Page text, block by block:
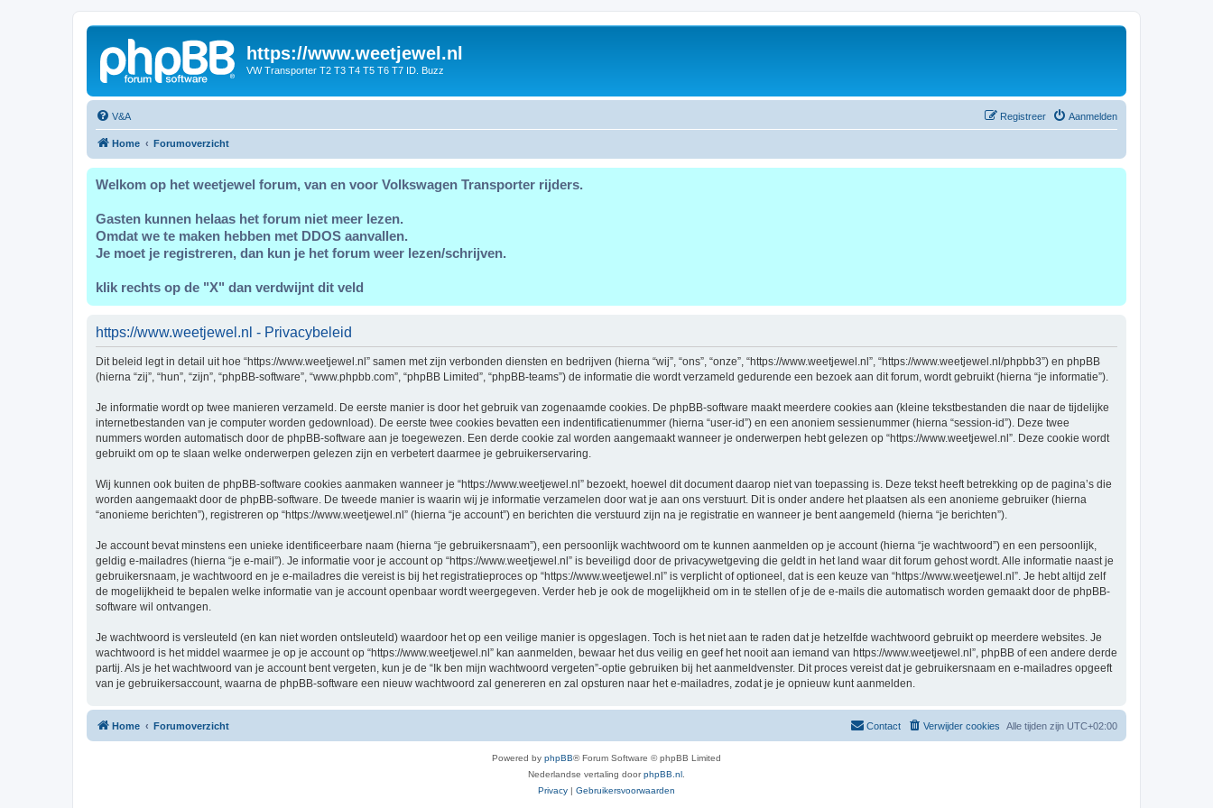
https://www.weetjewel.nl
VW Transporter T2 T3 T4 T5 T6 T7 ID. Buzz
V&A Aanmelden
Registreer
Home Forumoverzicht
Welkom op het weetjewel forum, van en voor Volkswagen Transporter rijders.
Gasten kunnen helaas het forum niet meer lezen.
Omdat we te maken hebben met DDOS aanvallen.
Je moet je registreren, dan kun je het forum weer lezen/schrijven.
klik rechts op de "X" dan verdwijnt dit veld
https://www.weetjewel.nl - Privacybeleid
Dit beleid legt in detail uit hoe “https://www.weetjewel.nl” samen met zijn verbonden diensten en bedrijven (hierna “wij”, “ons”, “onze”, “https://www.weetjewel.nl”, “https://www.weetjewel.nl/phpbb3”) en phpBB
(hierna “zij”, “hun”, “zijn”, “phpBB-software”, “www.phpbb.com”, “phpBB Limited”, “phpBB-teams”) de informatie die wordt verzameld gedurende een bezoek aan dit forum, wordt gebruikt (hierna “je informatie”).
Je informatie wordt op twee manieren verzameld. De eerste manier is door het gebruik van zogenaamde cookies. De phpBB-software maakt meerdere cookies aan (kleine tekstbestanden die naar de tijdelijke
internetbestanden van je computer worden gedownload). De eerste twee cookies bevatten een indentificatienummer (hierna “user-id”) en een anoniem sessienummer (hierna “session-id”). Deze twee
nummers worden automatisch door de phpBB-software aan je toegewezen. Een derde cookie zal worden aangemaakt wanneer je onderwerpen hebt gelezen op “https://www.weetjewel.nl”. Deze cookie wordt
gebruikt om op te slaan welke onderwerpen gelezen zijn en verbetert daarmee je gebruikerservaring.
Wij kunnen ook buiten de phpBB-software cookies aanmaken wanneer je “https://www.weetjewel.nl” bezoekt, hoewel dit document daarop niet van toepassing is. Deze tekst heeft betrekking op de pagina’s die
worden aangemaakt door de phpBB-software. De tweede manier is waarin wij je informatie verzamelen door wat je aan ons verstuurt. Dit is onder andere het plaatsen als een anonieme gebruiker (hierna
“anonieme berichten”), registreren op “https://www.weetjewel.nl” (hierna “je account”) en berichten die verstuurd zijn na je registratie en wanneer je bent aangemeld (hierna “je berichten”).
Je account bevat minstens een unieke identificeerbare naam (hierna “je gebruikersnaam”), een persoonlijk wachtwoord om te kunnen aanmelden op je account (hierna “je wachtwoord”) en een persoonlijk,
geldig e-mailadres (hierna “je e-mail”). Je informatie voor je account op “https://www.weetjewel.nl” is beveiligd door de privacywetgeving die geldt in het land waar dit forum gehost wordt. Alle informatie naast je
gebruikersnaam, je wachtwoord en je e-mailadres die vereist is bij het registratieproces op “https://www.weetjewel.nl” is verplicht of optioneel, dat is een keuze van “https://www.weetjewel.nl”. Je hebt altijd zelf
de mogelijkheid te bepalen welke informatie van je account openbaar wordt weergegeven. Verder heb je ook de mogelijkheid om in te stellen of je de e-mails die automatisch worden gemaakt door de phpBB-
software wil ontvangen.
Je wachtwoord is versleuteld (en kan niet worden ontsleuteld) waardoor het op een veilige manier is opgeslagen. Toch is het niet aan te raden dat je hetzelfde wachtwoord gebruikt op meerdere websites. Je
wachtwoord is het middel waarmee je op je account op “https://www.weetjewel.nl” kan aanmelden, bewaar het dus veilig en geef het nooit aan iemand van https://www.weetjewel.nl”, phpBB of een andere derde
partij. Als je het wachtwoord van je account bent vergeten, kun je de “Ik ben mijn wachtwoord vergeten”-optie gebruiken bij het aanmeldvenster. Dit proces vereist dat je gebruikersnaam en e-mailadres opgeeft
van je gebruikersaccount, waarna de phpBB-software een nieuw wachtwoord zal genereren en zal opsturen naar het e-mailadres, zodat je je opnieuw kunt aanmelden.
Home Forumoverzicht Alle tijden zijn UTC+02:00
Verwijder cookies
Contact
Powered by phpBB® Forum Software © phpBB Limited
Nederlandse vertaling doorphpBB.nl
Privacy | Gebruikersvoorwaarden